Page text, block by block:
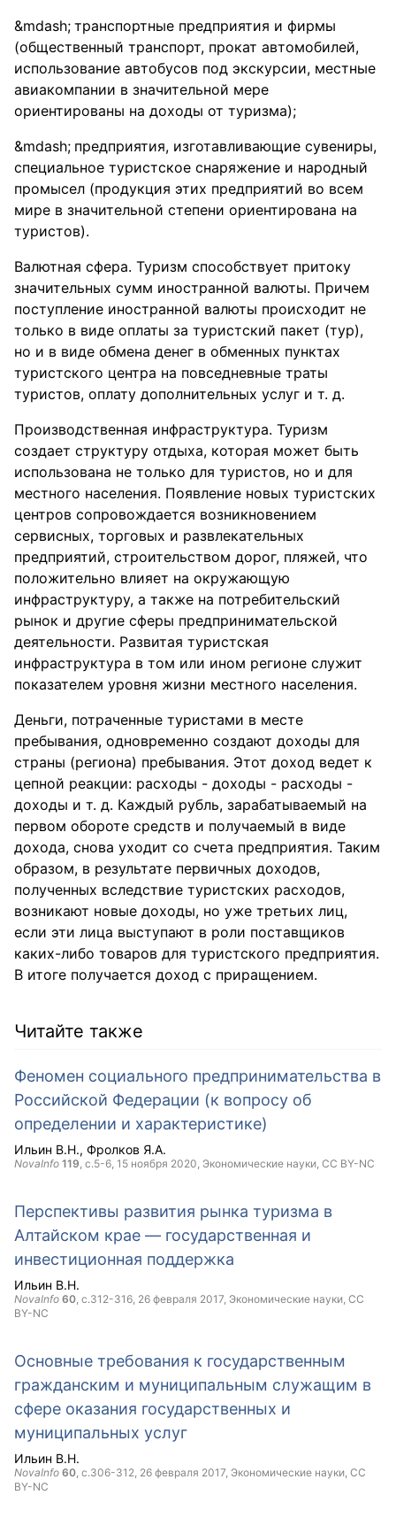
транспортные предприятия и фирмы
(общественный транспорт, прокат автомобилей,
использование автобусов под экскурсии, местные
авиакомпании в значительной мере
ориентированы на доходы от туризма);
предприятия, изготавливающие сувениры,
специальное туристское снаряжение и народный
промысел (продукция этих предприятий во всем
мире в значительной степени ориентирована на
туристов).
Валютная сфера. Туризм способствует притоку
значительных сумм иностранной валюты. Причем
поступление иностранной валюты происходит не
только в виде оплаты за туристский пакет (тур),
но и в виде обмена денег в обменных пунктах
туристского центра на повседневные траты
туристов, оплату дополнительных услуг и т. д.
Производственная инфраструктура. Туризм
создает структуру отдыха, которая может быть
использована не только для туристов, но и для
местного населения. Появление новых туристских
центров сопровождается возникновением
сервисных, торговых и развлекательных
предприятий, строительством дорог, пляжей, что
положительно влияет на окружающую
инфраструктуру, а также на потребительский
рынок и другие сферы предпринимательской
деятельности. Развитая туристская
инфраструктура в том или ином регионе служит
показателем уровня жизни местного населения.
Деньги, потраченные туристами в месте
пребывания, одновременно создают доходы для
страны (региона) пребывания. Этот доход ведет к
цепной реакции: расходы - доходы - расходы -
доходы и т. д. Каждый рубль, зарабатываемый на
первом обороте средств и получаемый в виде
дохода, снова уходит со счета предприятия. Таким
образом, в результате первичных доходов,
полученных вследствие туристских расходов,
возникают новые доходы, но уже третьих лиц,
если эти лица выступают в роли поставщиков
каких-либо товаров для туристского предприятия.
В итоге получается доход с приращением.
Читайте также
Феномен социального предпринимательства в
Российской Федерации (к вопросу об
определении и характеристике)
Ильин В.Н. Фролков Я.А.
NovaInfo 119, с.5-6, 15 ноября 2020, Экономические науки, CC BY-NC
Перспективы развития рынка туризма в
Алтайском крае — государственная и
инвестиционная поддержка
Ильин В.Н.
NovaInfo 60, с.312-316, 26 февраля 2017, Экономические науки, CC
BY-NC
Основные требования к государственным
гражданским и муниципальным служащим в
сфере оказания государственных и
муниципальных услуг
Ильин В.Н.
NovaInfo 60, с.306-312, 26 февраля 2017, Экономические науки, CC
BY-NC